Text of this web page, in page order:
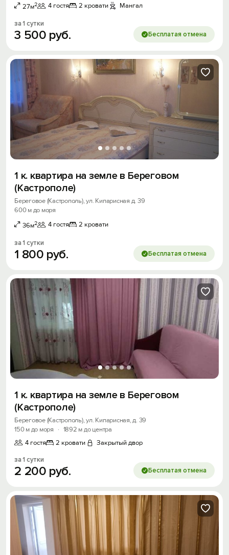
27м2 4 гостя 2 кровати Мангал
за 1 сутки
3 500 руб. Бесплатая отмена
1 к. квартира на земле в Береговом
(Кастрополе)
Береговое (Кастрополь), ул. Кипарисная д. 39
600 м до моря
36м2 4 гостя 2 кровати
за 1 сутки
1 800 руб. Бесплатая отмена
1 к. квартира на земле в Береговом
(Кастрополе)
Береговое (Кастрополь), ул. Кипарисная, д. 39
150 м до моря
· 1892 м до центра
4 гостя
2 кровати Закрытый двор
за 1 сутки
2 200 руб. Бесплатая отмена